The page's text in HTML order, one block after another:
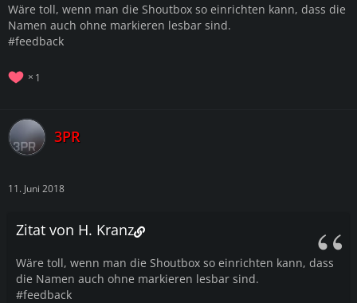
Wäre toll, wenn man die Shoutbox so einrichten kann, dass die
Namen auch ohne markieren lesbar sind.
#feedback
1
3PR
11. Juni 2018
Zitat von H. Kranz
Wäre toll, wenn man die Shoutbox so einrichten kann, dass
die Namen auch ohne markieren lesbar sind.
#feedback